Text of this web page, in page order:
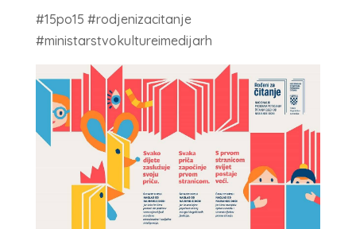
#15po15 #rodjenizacitanje
#ministarstvokultureimedijarh